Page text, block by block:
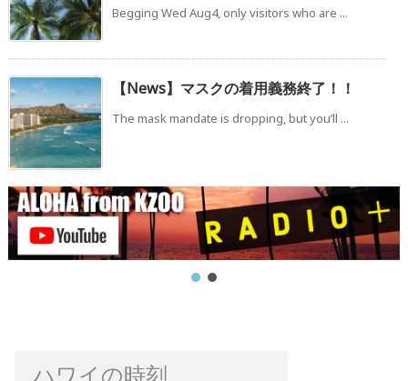
Begging Wed Aug4, only visitors who are ...
【News】マスクの着用義務終了！！
The mask mandate is dropping, but you’ll ...
ハワイの時刻